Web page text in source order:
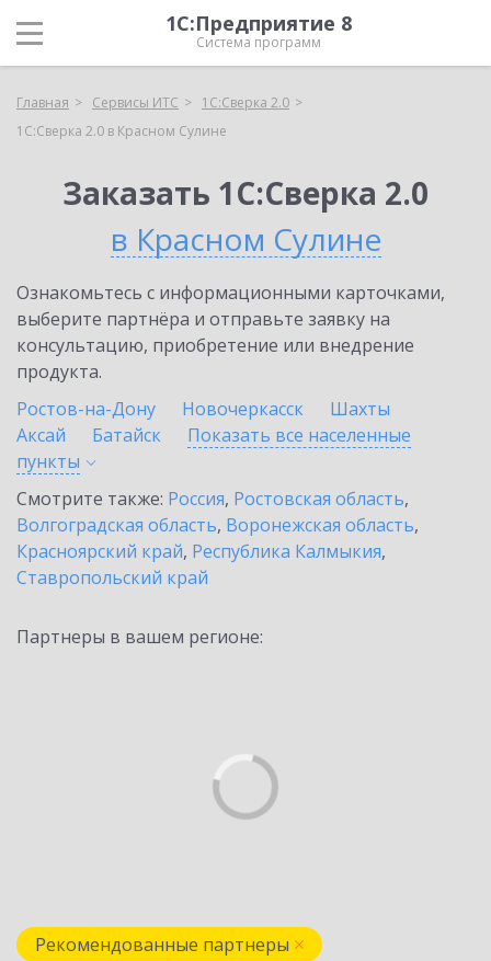
1С:Предприятие 8
Система программ
Главная Сервисы ИТС
1С:Сверка 2.0
1С:Сверка 2.0 в Красном Сулине
Заказать 1С:Сверка 2.0
в Красном Сулине
Ознакомьтесь с информационными карточками,
выберите партнёра и отправьте заявку на
консультацию, приобретение или внедрение
продукта.
Ростов-на-Дону
Новочеркасск
Шахты
Аксай
Батайск
Показать все населенные
пункты
Смотрите также: Россия, Ростовская область,
Волгоградская область, Воронежская область,
Красноярский край, Республика Калмыкия,
Ставропольский край
Партнеры в вашем регионе:
Рекомендованные партнеры